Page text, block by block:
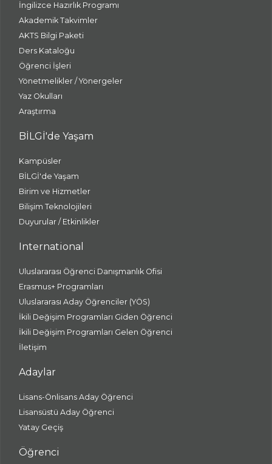
İngilizce Hazırlık Programı
Akademik Takvimler
AKTS Bilgi Paketi
Ders Kataloğu
Öğrenci İşleri
Yönetmelikler / Yönergeler
Yaz Okulları
Araştırma
BİLGİ'de Yaşam
Kampüsler
BİLGİ'de Yaşam
Birim ve Hizmetler
Bilişim Teknolojileri
Duyurular / Etkinlikler
International
Uluslararası Öğrenci Danışmanlık Ofisi
Erasmus+ Programları
Uluslararası Aday Öğrenciler (YÖS)
İkili Değişim Programları Giden Öğrenci
İkili Değişim Programları Gelen Öğrenci
İletişim
Adaylar
Lisans-Önlisans Aday Öğrenci
Lisansüstü Aday Öğrenci
Yatay Geçiş
Öğrenci